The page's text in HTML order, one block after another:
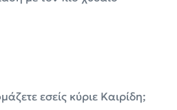
εσείς κύριε Καιρίδη;